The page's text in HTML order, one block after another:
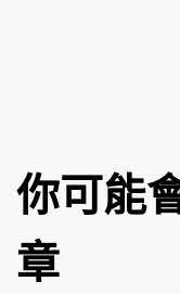
你可能
章